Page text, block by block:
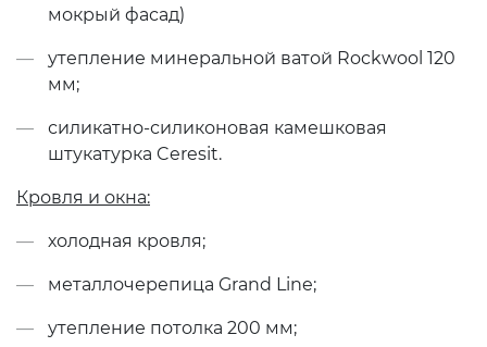
мокрый фасад)
утепление минеральной ватой Rockwool 120
мм;
силикатно-силиконовая камешковая
штукатурка Ceresit.
Кровля и окна:
холодная кровля;
металлочерепица Grand Line;
утепление потолка 200 мм;